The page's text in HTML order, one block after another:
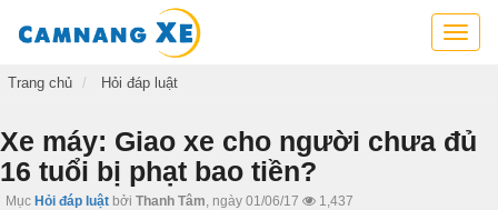
Cẩm
cứu
thông
Trang chủ Hỏi đáp luật
Xe máy: Giao xe cho người chưa đủ
16 tuổi bị phạt bao tiền?
Mục Hỏi đáp luật bởi Thanh Tâm, ngày 01/06/17 1,437